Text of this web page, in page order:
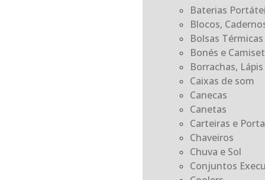
Baterias
Blocos,
Bolsas Térmicas
Bonés e
Borrachas,
Caixas de som
Canecas
Canetas
Carteiras e
Chaveiros
Chuva e Sol
Conjuntos